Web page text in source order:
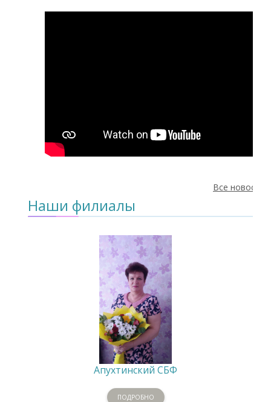
Все новости
Наши филиалы
Апухтинский СБФ
ПОДРОБНО